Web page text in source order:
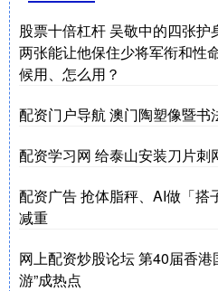
股票十倍杠杆 吴敬中的四张
两张能让他保住少将军衔和性
候用、怎么用？
配资门户导航 澳门陶塑像暨书
配资学习网 给泰山安装刀片刺
配资广告 抢体脂秤、AI做「搭
减重
网上配资炒股论坛 第40届香
游”成热点